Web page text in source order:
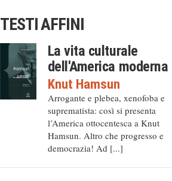
TESTI AFFINI
La vita culturale
dell'America moderna
Knut Hamsun
Arrogante e plebea, xenofoba e
suprematista: così si presenta
l’America ottocentesca a Knut
Hamsun. Altro che progresso e
democrazia! Ad [...]